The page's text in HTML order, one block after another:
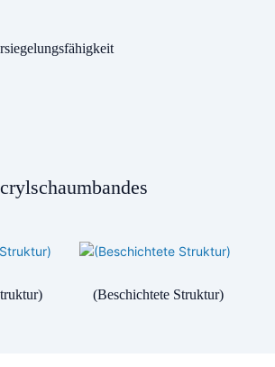
(Beschichtete Struktur)